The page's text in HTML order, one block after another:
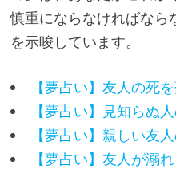
慎重にならなければなら
を示唆しています。
【夢占い】友人の死
【夢占い】見知らぬ
【夢占い】親しい友
【夢占い】友人が溺